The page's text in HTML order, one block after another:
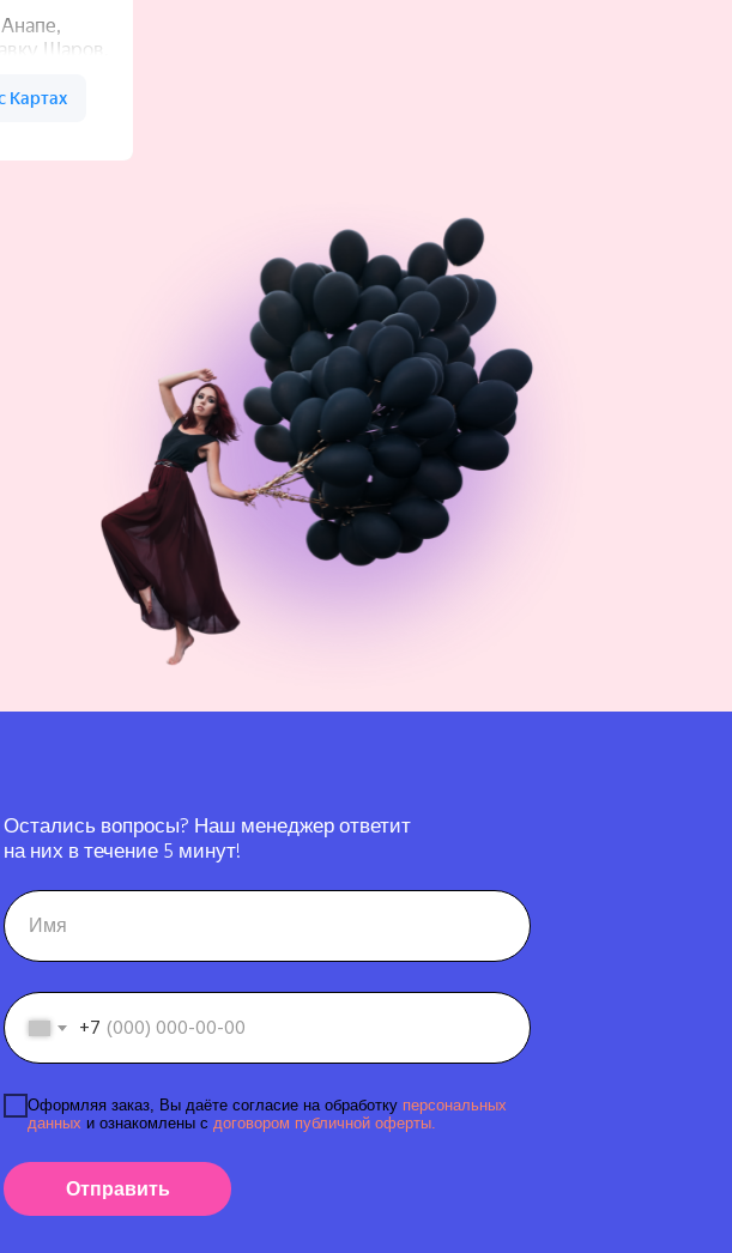
+7
Оформляя заказ, Вы даёте согласие на обработку персональных
данных и ознакомлены с договором публичной оферты.
Отправить
Остались вопросы? Наш менеджер ответит
на них в течение 5 минут!